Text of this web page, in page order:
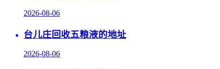
2026-08-06
台儿庄回收五粮液的地址
2026-08-06